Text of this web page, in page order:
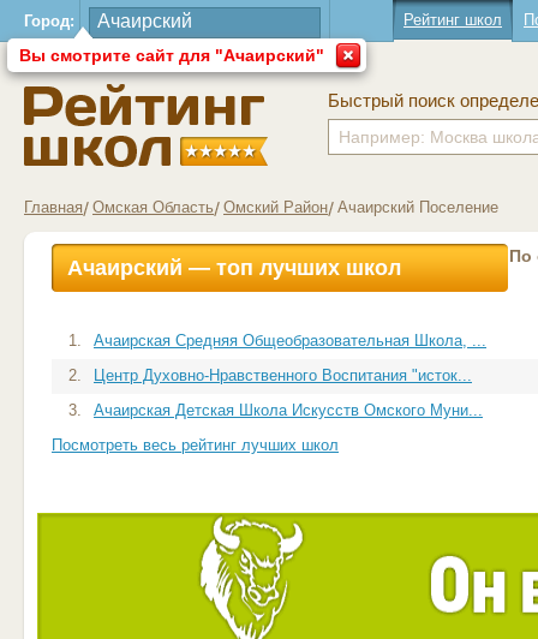
Город:
Вы смотрите сайт для "Ачаирский"
Рейтинг школ
Быстрый поиск
Главная Омская Область Омский Район Ачаирский Поселение
Ачаирский — топ лучших школ По
1.
Ачаирская Средняя Общеобразовательная Школа, ...
2.
Центр Духовно-Нравственного Воспитания "исток...
3.
Ачаирская Детская Школа Искусств Омского Муни...
Посмотреть весь рейтинг лучших школ